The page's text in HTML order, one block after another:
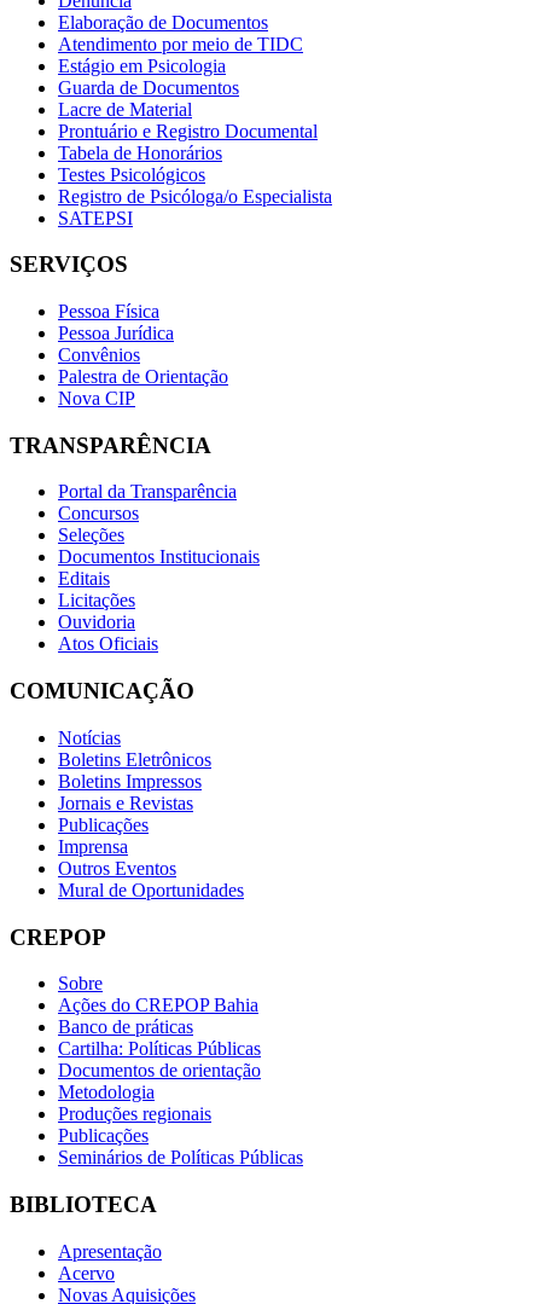
Elaboração de Documentos
Atendimento por meio de TIDC
Estágio em Psicologia
Guarda de Documentos
Lacre de Material
Prontuário e Registro Documental
Tabela de Honorários
Testes Psicológicos
Registro de Psicóloga/o Especialista
SATEPSI
SERVIÇOS
Pessoa Física
Pessoa Jurídica
Convênios
Palestra de Orientação
Nova CIP
TRANSPARÊNCIA
Portal da Transparência
Concursos
Seleções
Documentos Institucionais
Editais
Licitações
Ouvidoria
Atos Oficiais
COMUNICAÇÃO
Notícias
Boletins Eletrônicos
Boletins Impressos
Jornais e Revistas
Publicações
Imprensa
Outros Eventos
Mural de Oportunidades
CREPOP
Sobre
Ações do CREPOP Bahia
Banco de práticas
Cartilha: Políticas Públicas
Documentos de orientação
Metodologia
Produções regionais
Publicações
Seminários de Políticas Públicas
BIBLIOTECA
Apresentação
Acervo
Novas Aquisições